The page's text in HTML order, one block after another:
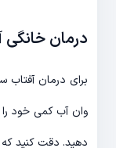
درمان
برای درمان
وان آب کمی خود را
دهید. دقت کنید